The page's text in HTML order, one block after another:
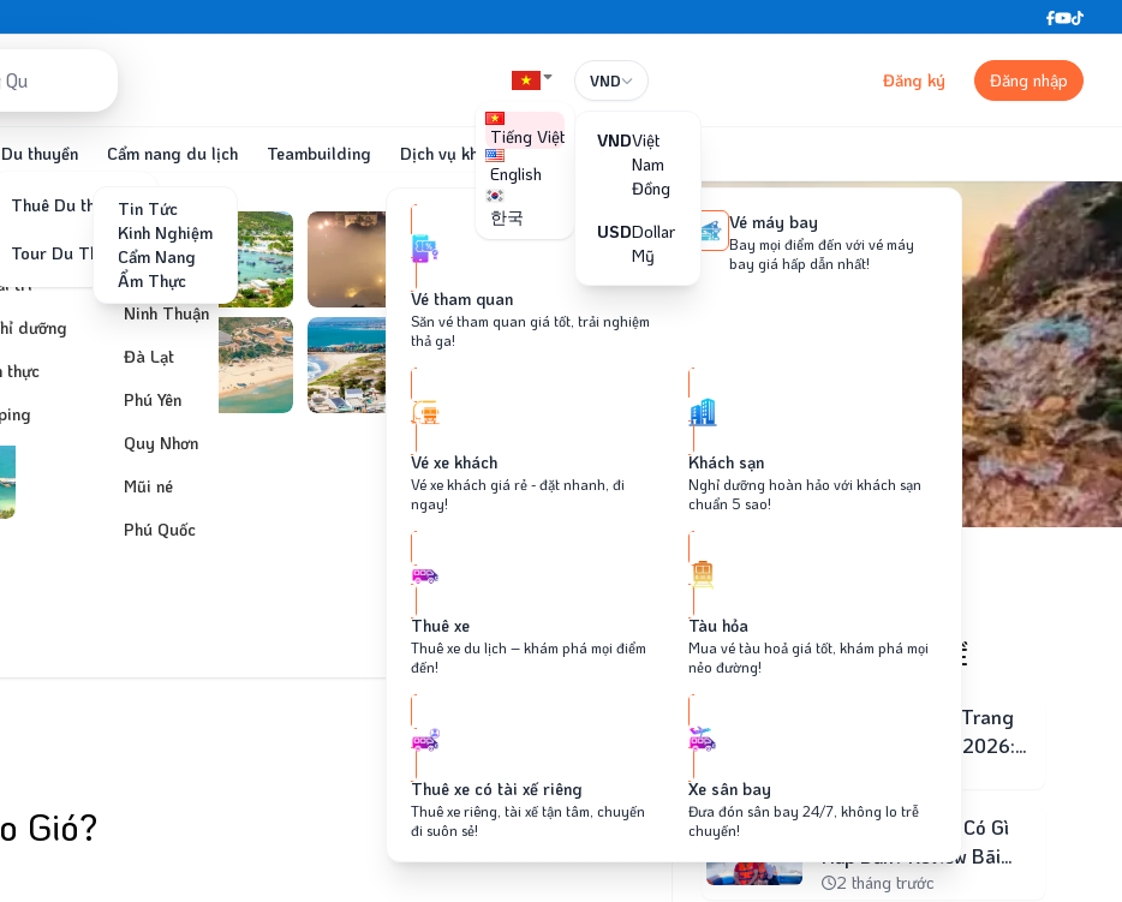
Tiếng Việt
English
한국
VND
VNDViệt
Nam
Đồng
USDDollar
Mỹ
Đăng ký Đăng nhập
Ninh Thuận Đà Lạt
Quy Nhơn Mũi né
Nha Trang
Ninh Thuận
Đà Lạt
Phú Yên
Quy Nhơn
Mũi né
Phú Quốc
đảo
Nha Trang
Phu Quoc
lẻ dài ngày
Nha Trang
Ninh Thuận
Đà Lạt
Phú Yên
Quy Nhơn
Mũi né
Phú Quốc
trí
dưỡng
thực
Du thuyền
Thuê Du thuyền
Tour Du Thuyền
Cẩm nang du lịch
Tin Tức
Kinh Nghiệm
Cẩm Nang
Ẩm Thực
Teambuilding Dịch vụ khác
Vé tham quan
Săn vé tham quan giá tốt, trải nghiệm
thả ga!
Vé máy bay
Bay mọi điểm đến với vé máy
bay giá hấp dẫn nhất!
Vé xe khách
Vé xe khách giá rẻ - đặt nhanh, đi
ngay!
Khách sạn
Nghỉ dưỡng hoàn hảo với khách sạn
chuẩn 5 sao!
Thuê xe
Thuê xe du lịch – khám phá mọi điểm
đến!
Tàu hỏa
Mua vé tàu hoả giá tốt, khám phá mọi
nẻo đường!
Thuê xe có tài xế riêng
Thuê xe riêng, tài xế tận tâm, chuyến
đi suôn sẻ!
Xe sân bay
Đưa đón sân bay 24/7, không lo trễ
chuyến!
Gió?
TIN MỚI CÙNG CHỦ ĐỀ
Tour 3 Đảo Nha Trang
Công Ty Uy Tín 2026:
Giá Cao
Tour Bình Hưng Có Gì
Hấp Dẫn? Review Bãi
Kinh, Bãi Cây Me & Hải
2 tháng trước